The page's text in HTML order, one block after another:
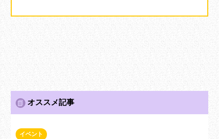
オススメ記事
イベント